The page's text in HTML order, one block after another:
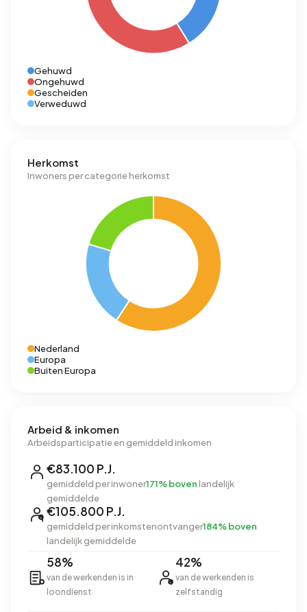
Gehuwd
Ongehuwd
Gescheiden
Verweduwd
Herkomst
Inwoners per categorie herkomst
Nederland
Europa
Buiten Europa
Arbeid & inkomen
Arbeidsparticipatie en gemiddeld inkomen
€83.100 P.J.
gemiddeld per inwoner171% bovenlandelijk
gemiddelde
€105.800 P.J.
gemiddeld per inkomstenontvanger184% boven
landelijk gemiddelde
58%
van de werkenden is in
loondienst
42%
van de werkenden is
zelfstandig